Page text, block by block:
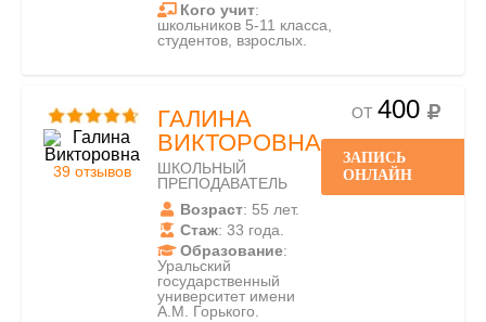
Кого учит:
школьников 5-11 класса,
студентов, взрослых.
39 отзывов
ГАЛИНА
ВИКТОРОВНА
ШКОЛЬНЫЙ
ПРЕПОДАВАТЕЛЬ
Возраст: 55 лет.
Стаж: 33 года.
Образование:
Уральский
государственный
университет имени
А.М. Горького.
ОТ 400
ЗАПИСЬ
ОНЛАЙН